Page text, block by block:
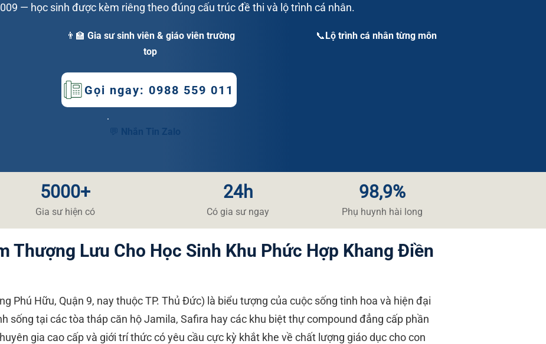
— học sinh được kèm riêng theo đúng cấu trúc đề thi và lộ trình cá nhân.
👨‍🏫 Gia sư sinh viên & giáo viên trường
top
📞Lộ trình cá nhân từng môn
Gọi ngay: 0988 559 011
💬 Nhắn Tin Zalo
5000+
​Gia sư hiện có
24h
​Có gia sư ngay
98,9%
​Phụ huynh hài long​
Thượng Lưu Cho Học Sinh Khu Phức Hợp Khang Điền
Phú Hữu, Quận 9, nay thuộc TP. Thủ Đức) là biểu tượng của cuộc sống tinh hoa và hiện đại
sống tại các tòa tháp căn hộ Jamila, Safira hay các khu biệt thự compound đẳng cấp phần
gia cao cấp và giới trí thức có yêu cầu cực kỳ khắt khe về chất lượng giáo dục cho con